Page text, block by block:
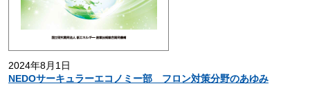
2024年8月1日
NEDOサーキュラーエコノミー部 フロン対策分野のあゆみ